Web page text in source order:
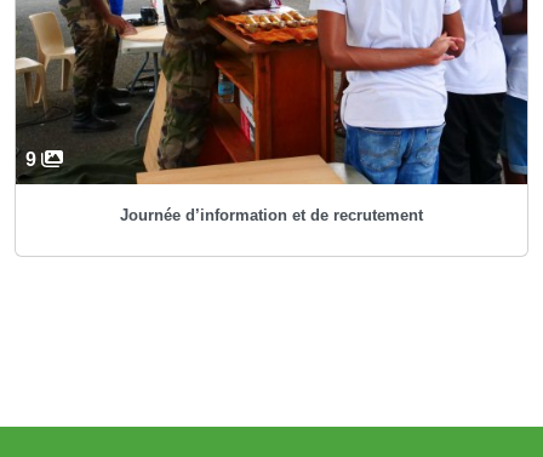
9
Journée d’information et de recrutement